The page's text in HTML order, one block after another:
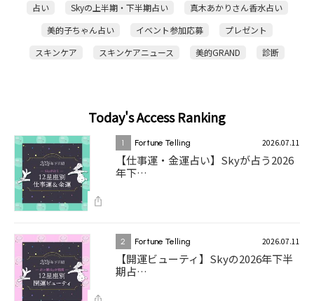
占い Skyの上半期・下半期占い
真木あかりさん香水占い
美的子ちゃん占い
イベント参加応募
プレゼント
スキンケア
スキンケアニュース 美的GRAND 診断
Today's Access Ranking
1 Fortune Telling 2026.07.11
【仕事運・金運占い】Skyが占う2026
年下…
2 Fortune Telling 2026.07.11
【開運ビューティ】Skyの2026年下半
期占…